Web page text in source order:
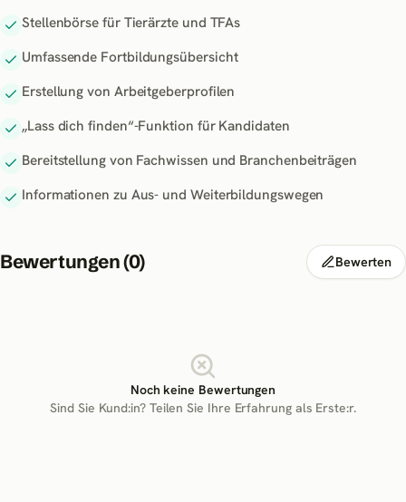
Stellenbörse für Tierärzte und TFAs
Umfassende Fortbildungsübersicht
Erstellung von Arbeitgeberprofilen
„Lass dich finden“-Funktion für Kandidaten
Bereitstellung von Fachwissen und Branchenbeiträgen
Informationen zu Aus- und Weiterbildungswegen
Bewertungen (0) Bewerten
Noch keine Bewertungen
Sind Sie Kund:in? Teilen Sie Ihre Erfahrung als Erste:r.